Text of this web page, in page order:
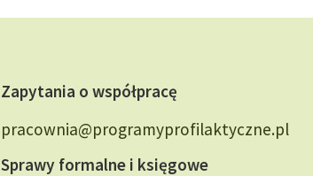
Zapytania o współpracę
pracownia@programyprofilaktyczne.pl
Sprawy formalne i księgowe